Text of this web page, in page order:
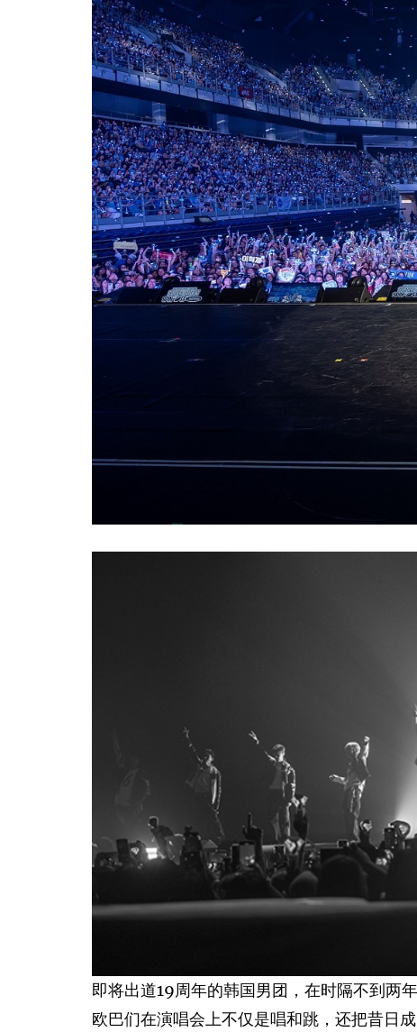
即将出道19周年的韩国男团，在时隔不到两
欧巴们在演唱会上不仅是唱和跳，还把昔日